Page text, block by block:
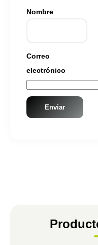
Nombre
Correo
electrónico